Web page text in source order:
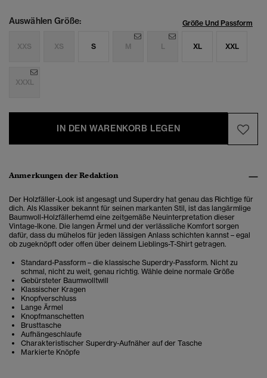
Auswählen Größe: Größe Und Passform
XXS XS S M L XL XXL
XXXL
IN DEN WARENKORB LEGEN
Anmerkungen der Redaktion
Der Holzfäller-Look ist angesagt und Superdry hat genau das Richtige für
dich. Als Klassiker bekannt für seinen markanten Stil, ist das langärmlige
Baumwoll-Holzfällerhemd eine zeitgemäße Neuinterpretation dieser
Vintage-Ikone. Die langen Ärmel und der verlässliche Komfort sorgen
dafür, dass du mühelos für jeden lässigen Anlass schichten kannst – egal
ob zugeknöpft oder offen über deinem Lieblings-T-Shirt getragen.
Standard-Passform – die klassische Superdry-Passform. Nicht zu
schmal, nicht zu weit, genau richtig. Wähle deine normale Größe
Gebürsteter Baumwolltwill
Klassischer Kragen
Knopfverschluss
Lange Ärmel
Knopfmanschetten
Brusttasche
Aufhängeschlaufe
Charakteristischer Superdry-Aufnäher auf der Tasche
Markierte Knöpfe